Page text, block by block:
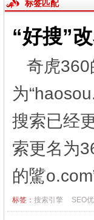
标签匹配
“好搜”
奇虎360
为
搜索已经
索更名为
的騭
标签： 搜索引擎 SEO